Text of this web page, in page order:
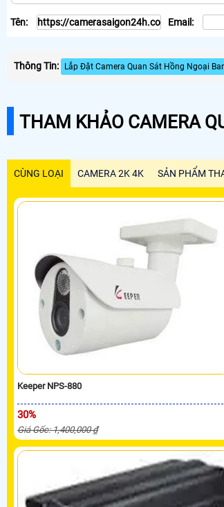
Lắp Camera Cửa Hàng Giá Rẻ
Camera 360 Giá Rẻ
Tên: Email:
Thông Tin: Lắp Đặt Camera Quan Sát Hồng Ngoại
THAM KHẢO CAMERA
CÙNG LOẠI CAMERA 2K 4K SẢN PHẨM
Keeper NPS-880
30%
Giá Gốc: 1,400,000 ₫